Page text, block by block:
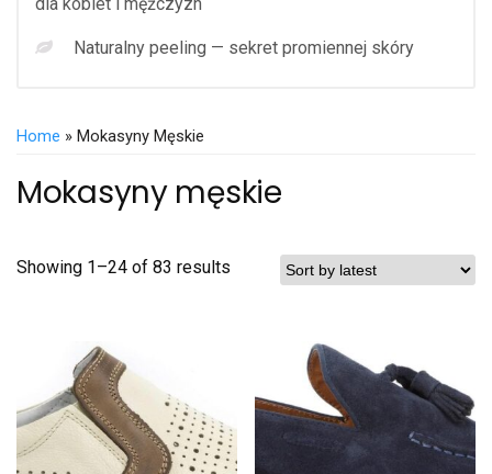
Naturalny peeling — sekret promiennej skóry
Home » Mokasyny Męskie
Mokasyny męskie
Showing 1–24 of 83 results